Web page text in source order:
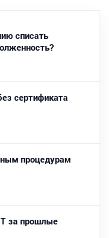
списать
сертификата
процедурам
за прошлые